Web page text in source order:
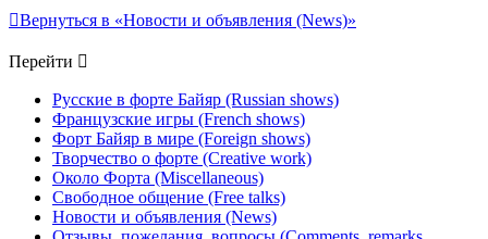
Вернуться в «Новости и объявления (News)»
Перейти
Русские в форте Байяр (Russian shows)
Французские игры (French shows)
Форт Байяр в мире (Foreign shows)
Творчество о форте (Creative work)
Около Форта (Miscellaneous)
Свободное общение (Free talks)
Новости и объявления (News)